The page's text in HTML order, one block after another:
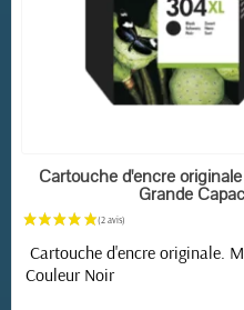
EN
Cartouche d'encre
Grande
Cartouche d'encre originale.
Couleur Noir